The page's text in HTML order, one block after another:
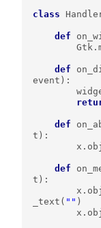
class
def
Gtk .
def
event ):
def
t ):
x . obj
def
t ):
x . obj
_text ( "" )
x . obj